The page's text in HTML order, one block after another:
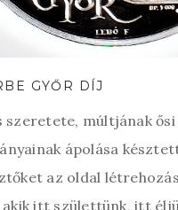
GYŐR DÍJ
szeretete, múltjának
ápolása
az oldal
akik itt születtünk, itt